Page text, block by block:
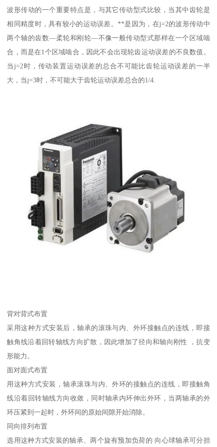
波形传动的一个重要特点是，与其它传动型式比较，当其中齿轮是
相同精度时，具有较小的运动误差。**是因为，在j=2的波形传动中
两个轴的齿数—柔轮和刚轮—不像一般传动型式那样在一个区域啮
合，而是在1个区域啮合，因此不会出现轮齿运动误差的不良数值。
当j=2时，传动装置运动误差的总合不可能比齿轮运动误差的一半
大，当j=3时，不可能大于齿轮运动误差总合的1/4.
背对背式布置
采用这种方式安装后，轴承的滚珠与内、外环接触点的连线，即接
触角线沿着回转轴线方向扩散，因此增加了径向和轴向刚性 ，抗变
形能力。
面对面式布置
用这种方式安装，轴承滚珠与内、外环的接触点的连线，即接触角
线沿着回转轴线方向收敛，同时轴承内环伸出外环，当两轴承的外
环压紧到一起时，外环间的原始间隙开始消除。
同向排列布置
选用这种方式安装的轴承、两个旋有预加负荷的 向心球轴承可分担